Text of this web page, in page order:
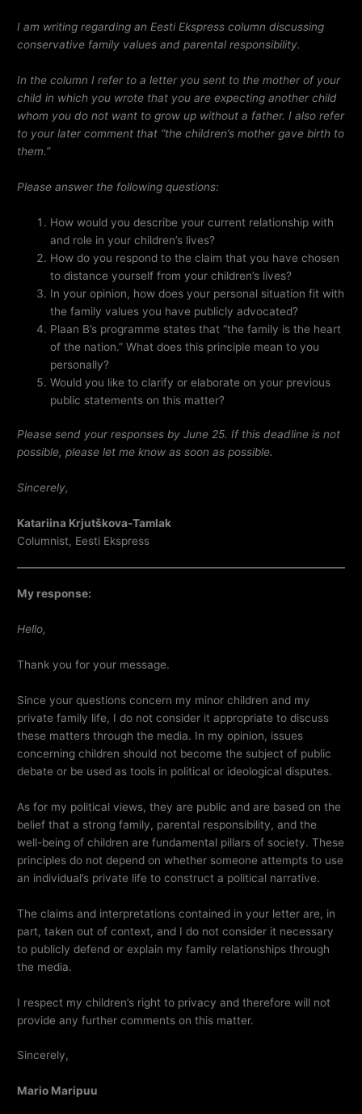
I am writing regarding an Eesti Ekspress column discussing
conservative family values and parental responsibility.
In the column I refer to a letter you sent to the mother of your
child in which you wrote that you are expecting another child
whom you do not want to grow up without a father. I also refer
to your later comment that “the children’s mother gave birth to
them.”
Please answer the following questions:
How would you describe your current relationship with
and role in your children’s lives?
How do you respond to the claim that you have chosen
to distance yourself from your children’s lives?
In your opinion, how does your personal situation fit with
the family values you have publicly advocated?
Plaan B’s programme states that “the family is the heart
of the nation.” What does this principle mean to you
personally?
Would you like to clarify or elaborate on your previous
public statements on this matter?
Please send your responses by June 25. If this deadline is not
possible, please let me know as soon as possible.
Sincerely,
Katariina Krjutškova-Tamlak
Columnist, Eesti Ekspress
My response:
Hello,
Thank you for your message.
Since your questions concern my minor children and my
private family life, I do not consider it appropriate to discuss
these matters through the media. In my opinion, issues
concerning children should not become the subject of public
debate or be used as tools in political or ideological disputes.
As for my political views, they are public and are based on the
belief that a strong family, parental responsibility, and the
well-being of children are fundamental pillars of society. These
principles do not depend on whether someone attempts to use
an individual’s private life to construct a political narrative.
The claims and interpretations contained in your letter are, in
part, taken out of context, and I do not consider it necessary
to publicly defend or explain my family relationships through
the media.
I respect my children’s right to privacy and therefore will not
provide any further comments on this matter.
Sincerely,
Mario Maripuu